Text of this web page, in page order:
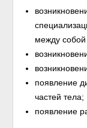
между собой
появление
частей тела;
появление